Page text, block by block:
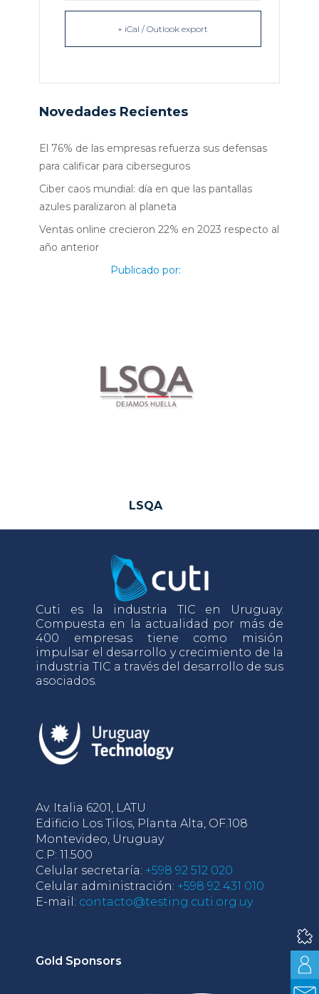
+ iCal / Outlook export
Novedades Recientes
El 76% de las empresas refuerza sus defensas
para calificar para ciberseguros
Ciber caos mundial: día en que las pantallas
azules paralizaron al planeta
Ventas online crecieron 22% en 2023 respecto al
año anterior
Publicado por:
LSQA
Cuti es la industria TIC en Uruguay.
Compuesta en la actualidad por más de
400 empresas tiene como misión
impulsar el desarrollo y crecimiento de la
industria TIC a través del desarrollo de sus
asociados.
Av. Italia 6201, LATU
Edificio Los Tilos, Planta Alta, OF.108
Montevideo, Uruguay
C.P: 11.500
Celular secretaría: +598 92 512 020
Celular administración: +598 92 431 010
E-mail: contacto@testing.cuti.org.uy
Gold Sponsors